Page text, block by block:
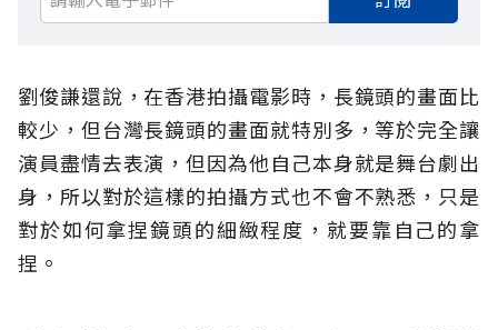
劉俊謙還說，在香港拍攝電影時，長鏡頭的畫面比
較少，但台灣長鏡頭的畫面就特別多，等於完全讓
演員盡情去表演，但因為他自己本身就是舞台劇出
身，所以對於這樣的拍攝方式也不會不熟悉，只是
對於如何拿捏鏡頭的細緻程度，就要靠自己的拿
捏。